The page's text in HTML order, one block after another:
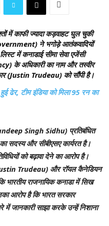
में काफी ज्यादा कड़वाहट घुल चुकी
ने भगोड़े आतंकवादियों
में कनाडाई सीमा सेवा एजेंसी
के अधिकारी का नाम और तस्वीर
(Justin Trudeau) को सौंपी है।
ढेर, टीम इंडिया को मिला 95 रन का
Singh Sidhu) प्रतिबंधित
और सीबीएसए कार्यरत है।
को बढ़ावा देने का आरोप है।
Trudeau) और रॉयल कैनेडियन
भारतीय राजनायिक कनाडा में सिख
आरोप है कि भारत सरकार
साझा करके उन्हें निशाना